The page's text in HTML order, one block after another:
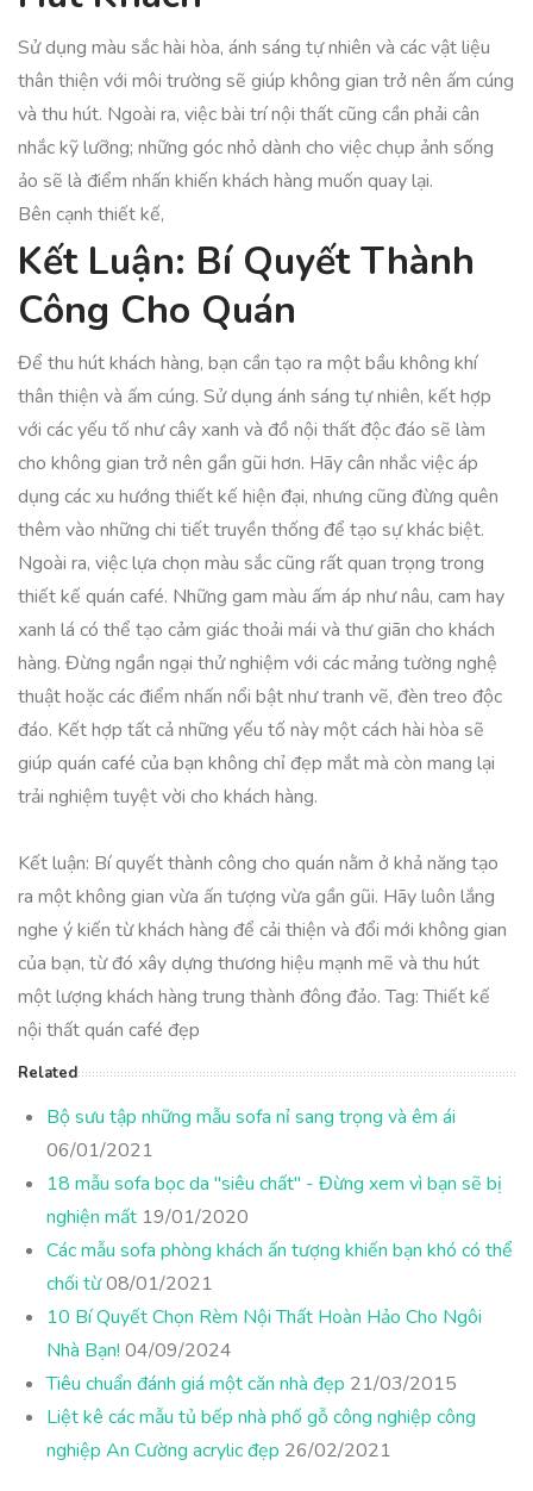
Sử dụng màu sắc hài hòa, ánh sáng tự nhiên và các vật liệu
thân thiện với môi trường sẽ giúp không gian trở nên ấm cúng
và thu hút. Ngoài ra, việc bài trí nội thất cũng cần phải cân
nhắc kỹ lưỡng; những góc nhỏ dành cho việc chụp ảnh sống
ảo sẽ là điểm nhấn khiến khách hàng muốn quay lại.
Bên cạnh thiết kế,
Kết Luận: Bí Quyết Thành
Công Cho Quán
Để thu hút khách hàng, bạn cần tạo ra một bầu không khí
thân thiện và ấm cúng. Sử dụng ánh sáng tự nhiên, kết hợp
với các yếu tố như cây xanh và đồ nội thất độc đáo sẽ làm
cho không gian trở nên gần gũi hơn. Hãy cân nhắc việc áp
dụng các xu hướng thiết kế hiện đại, nhưng cũng đừng quên
thêm vào những chi tiết truyền thống để tạo sự khác biệt.
Ngoài ra, việc lựa chọn màu sắc cũng rất quan trọng trong
thiết kế quán café. Những gam màu ấm áp như nâu, cam hay
xanh lá có thể tạo cảm giác thoải mái và thư giãn cho khách
hàng. Đừng ngần ngại thử nghiệm với các mảng tường nghệ
thuật hoặc các điểm nhấn nổi bật như tranh vẽ, đèn treo độc
đáo. Kết hợp tất cả những yếu tố này một cách hài hòa sẽ
giúp quán café của bạn không chỉ đẹp mắt mà còn mang lại
trải nghiệm tuyệt vời cho khách hàng.
Kết luận: Bí quyết thành công cho quán nằm ở khả năng tạo
ra một không gian vừa ấn tượng vừa gần gũi. Hãy luôn lắng
nghe ý kiến từ khách hàng để cải thiện và đổi mới không gian
của bạn, từ đó xây dựng thương hiệu mạnh mẽ và thu hút
một lượng khách hàng trung thành đông đảo. Tag: Thiết kế
nội thất quán café đẹp
Related
Bộ sưu tập những mẫu sofa nỉ sang trọng và êm ái
06/01/2021
18 mẫu sofa bọc da "siêu chất" - Đừng xem vì bạn sẽ bị
nghiện mất 19/01/2020
Các mẫu sofa phòng khách ấn tượng khiến bạn khó có thể
chối từ08/01/2021
10 Bí Quyết Chọn Rèm Nội Thất Hoàn Hảo Cho Ngôi
Nhà Bạn! 04/09/2024
Tiêu chuẩn đánh giá một căn nhà đẹp 21/03/2015
Liệt kê các mẫu tủ bếp nhà phố gỗ công nghiệp công
nghiệp An Cường acrylic đẹp 26/02/2021